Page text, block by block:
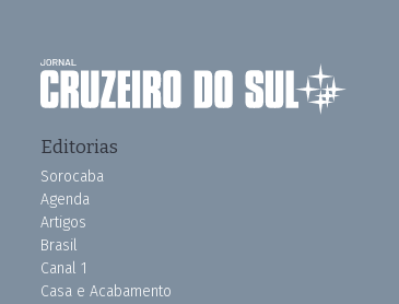
Editorias
Sorocaba
Agenda
Artigos
Brasil
Canal 1
Casa e Acabamento